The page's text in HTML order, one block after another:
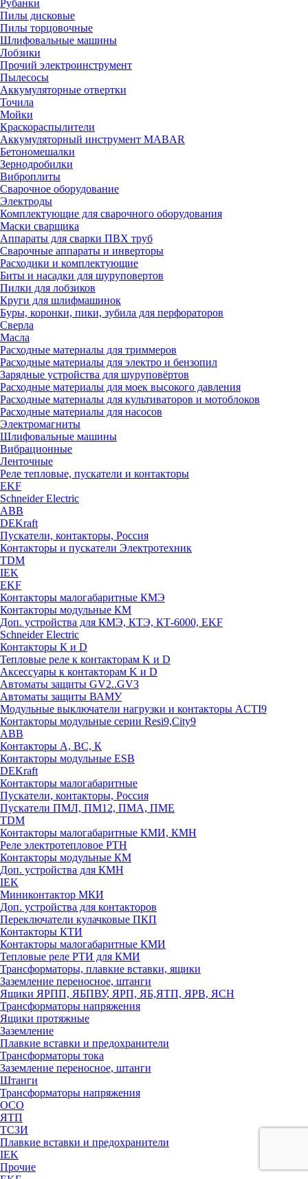
Рубанки
Пилы дисковые
Пилы торцовочные
Шлифовальные машины
Лобзики
Прочий электроинструмент
Пылесосы
Аккумуляторные отвертки
Точила
Мойки
Краскораспылители
Аккумуляторный инструмент MABAR
Бетономешалки
Зернодробилки
Виброплиты
Сварочное оборудование
Электроды
Комплектующие для сварочного оборудования
Маски сварщика
Аппараты для сварки ПВХ труб
Сварочные аппараты и инверторы
Расходики и комплектующие
Биты и насадки для шуруповертов
Пилки для лобзиков
Круги для шлифмашинок
Буры, коронки, пики, зубила для перфораторов
Сверла
Масла
Расходные материалы для триммеров
Расходные материалы для электро и бензопил
Зарядные устройства для шуруповёртов
Расходные материалы для моек высокого давления
Расходные материалы для культиваторов и мотоблоков
Расходные материалы для насосов
Электромагниты
Шлифовальные машины
Вибрационные
Ленточные
Реле тепловые, пускатели и контакторы
EKF
Schneider Electric
ABB
DEKraft
Пускатели, контакторы, Россия
Контакторы и пускатели Электротехник
TDM
IEK
EKF
Контакторы малогабаритные КМЭ
Контакторы модульные КМ
Доп. устройства для КМЭ, КТЭ, КТ-6000, EKF
Schneider Electric
Контакторы К и D
Тепловые реле к контакторам K и D
Аксессуары к контакторам K и D
Автоматы защиты GV2..GV3
Автоматы защиты ВАМУ
Модульные выключатели нагрузки и контакторы ACTI9
Контакторы модульные серии Resi9,City9
ABB
Контакторы А, ВС, К
Контакторы модульные ESB
DEKraft
Контакторы малогабаритные
Пускатели, контакторы, Россия
Пускатели ПМЛ, ПМ12, ПМА, ПМЕ
TDM
Контакторы малогабаритные КМИ, КМН
Реле электротепловое РТН
Контакторы модульные КМ
Доп. устройства для КМН
IEK
Миниконтактор МКИ
Доп. устройства для контакторов
Переключатели кулачковые ПКП
Контакторы КТИ
Контакторы малогабаритные КМИ
Тепловые реле РTИ для КМИ
Трансформаторы, плавкие вставки, ящики
Заземление переносное, штанги
Ящики ЯРПП, ЯБПВУ, ЯРП, ЯБ,ЯТП, ЯРВ, ЯСН
Трансформаторы напряжения
Ящики протяжные
Заземление
Плавкие вставки и предохранители
Трансформаторы тока
Заземление переносное, штанги
Штанги
Трансформаторы напряжения
ОСО
ЯТП
ТСЗИ
Плавкие вставки и предохранители
IEK
Прочие